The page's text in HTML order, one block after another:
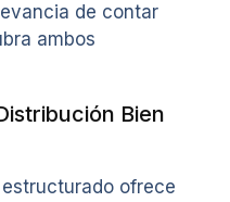
de contar
ambos
Bien
ofrece